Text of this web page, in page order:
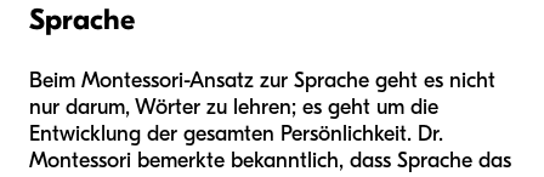
Sprache
Beim Montessori-Ansatz zur Sprache geht es nicht
nur darum, Wörter zu lehren; es geht um die
Entwicklung der gesamten Persönlichkeit. Dr.
Montessori bemerkte bekanntlich, dass Sprache das